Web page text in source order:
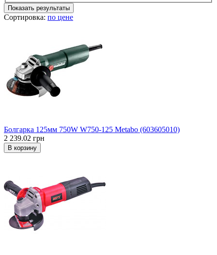
Показать результаты
Сортировка: по цене
Болгарка 125мм 750W W750-125 Metabo (603605010)
2 239.02 грн
В корзину